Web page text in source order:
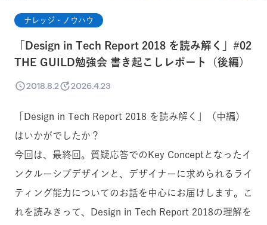
ナレッジ・ノウハウ
「Design in Tech Report 2018 を読み解く」#02
THE GUILD勉強会 書き起こしレポート（後編）
2018.8.2 2026.4.23
「Design in Tech Report 2018 を読み解く」（中編）
はいかがでしたか？
今回は、最終回。質疑応答でのKey Conceptとなったイ
ンクルーシブデザインと、デザイナーに求められるライ
ティング能力についてのお話を中心にお届けします。こ
れを読みきって、Design in Tech Report 2018の理解を